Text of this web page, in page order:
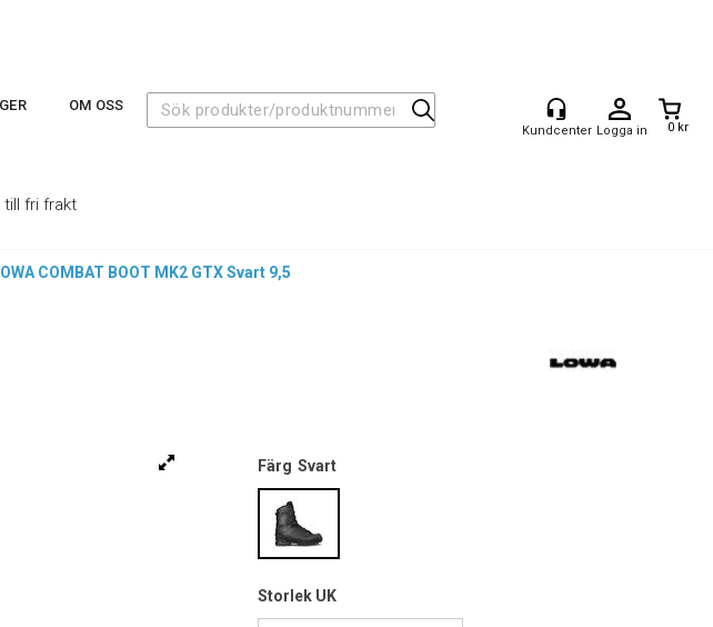
Logga in 0 kr
OM OSS
till fri frakt
COMBAT BOOT MK2 GTX Svart 9,5
Färg Svart
Storlek UK